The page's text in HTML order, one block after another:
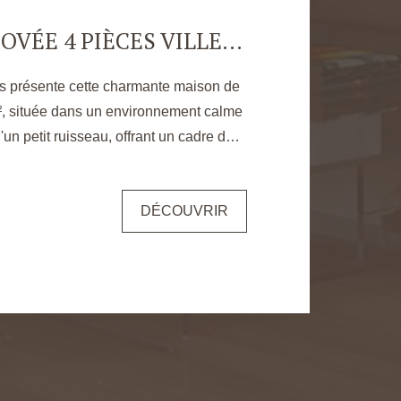
pour plus d'informations parMAISON RÉNOVÉE 4 PIÈCES VILLENAUXE LA GRANDE - 92 M2
présente cette charmante maison de
située dans un environnement calme
petit ruisseau, offrant un cadre de
: une entrée, un séjour
des moments conviviaux, une
ainsi qu'une salle d'eau avec
compléter le bien, idéale pour le
DÉCOUVRIR